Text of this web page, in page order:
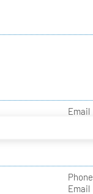
Email
Phone
Email